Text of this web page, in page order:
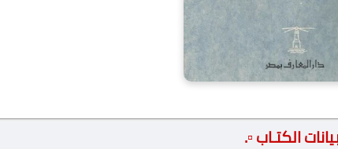
الكتـاب ▫️.